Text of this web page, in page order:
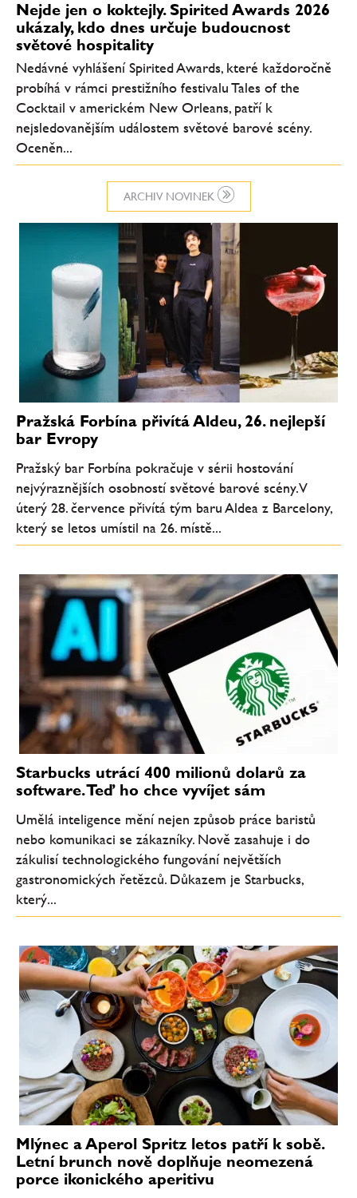
ARCHIV NOVINEK
Nejde jen o koktejly. Spirited Awards 2026
ukázaly, kdo dnes určuje budoucnost
světové hospitality
Nedávné vyhlášení Spirited Awards, které každoročně
probíhá v rámci prestižního festivalu Tales of the
Cocktail v americkém New Orleans, patří k
nejsledovanějším událostem světové barové scény.
Oceněn...
Pražská Forbína přivítá Aldeu, 26. nejlepší
bar Evropy
Pražský bar Forbína pokračuje v sérii hostování
nejvýraznějších osobností světové barové scény. V
úterý 28. července přivítá tým baru Aldea z Barcelony,
který se letos umístil na 26. místě...
Starbucks utrácí 400 milionů dolarů za
software. Teď ho chce vyvíjet sám
Umělá inteligence mění nejen způsob práce baristů
nebo komunikaci se zákazníky. Nově zasahuje i do
zákulisí technologického fungování největších
gastronomických řetězců. Důkazem je Starbucks,
který...
Mlýnec a Aperol Spritz letos patří k sobě.
Letní brunch nově doplňuje neomezená
porce ikonického aperitivu